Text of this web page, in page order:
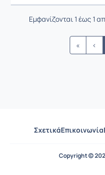
Εμφανίζονται 1 έως 1
« ‹
ΣχετικάΕπικοινωνία
Copyright ©